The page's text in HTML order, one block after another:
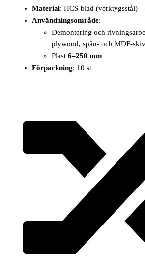
Material: HCS-blad (verktygsstål)
Användningsområde:
Demontering och
plywood, spån- och MDF-
Plast6–250 mm
Förpackning: 10 st